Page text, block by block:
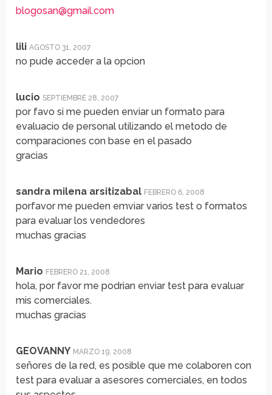
blogosan@gmail.com
lili AGOSTO 31, 2007
no pude acceder a la opcion
lucio SEPTIEMBRE 28, 2007
por favo si me pueden enviar un formato para
evaluacio de personal utilizando el metodo de
comparaciones con base en el pasado
gracias
sandra milena arsitizabal FEBRERO 6, 2008
porfavor me pueden emviar varios test o formatos
para evaluar los vendedores
muchas gracias
Mario FEBRERO 21, 2008
hola, por favor me podrian enviar test para evaluar
mis comerciales.
muchas gracias
GEOVANNY MARZO 19, 2008
señores de la red, es posible que me colaboren con
test para evaluar a asesores comerciales, en todos